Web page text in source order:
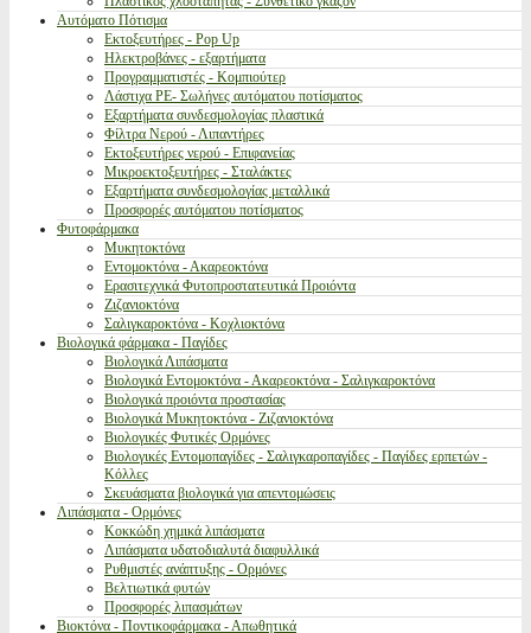
Αυτόματο Πότισμα
Εκτοξευτήρες - Pop Up
Ηλεκτροβάνες - εξαρτήματα
Προγραμματιστές - Κομπιούτερ
Λάστιχα PE- Σωλήνες αυτόματου ποτίσματος
Εξαρτήματα συνδεσμολογίας πλαστικά
Φίλτρα Νερού - Λιπαντήρες
Εκτοξευτήρες νερού - Επιφανείας
Μικροεκτοξευτήρες - Σταλάκτες
Εξαρτήματα συνδεσμολογίας μεταλλικά
Προσφορές αυτόματου ποτίσματος
Φυτοφάρμακα
Μυκητοκτόνα
Εντομοκτόνα - Ακαρεοκτόνα
Ερασιτεχνικά Φυτοπροστατευτικά Προιόντα
Ζιζανιοκτόνα
Σαλιγκαροκτόνα - Κοχλιοκτόνα
Βιολογικά φάρμακα - Παγίδες
Βιολογικά Λιπάσματα
Βιολογικά Εντομοκτόνα - Ακαρεοκτόνα - Σαλιγκαροκτόνα
Βιολογικά προιόντα προστασίας
Βιολογικά Μυκητοκτόνα - Ζιζανιοκτόνα
Βιολογικές Φυτικές Ορμόνες
Βιολογικές Εντομοπαγίδες - Σαλιγκαροπαγίδες - Παγίδες ερπετών -
Κόλλες
Σκευάσματα βιολογικά για απεντομώσεις
Λιπάσματα - Ορμόνες
Κοκκώδη χημικά λιπάσματα
Λιπάσματα υδατοδιαλυτά διαφυλλικά
Ρυθμιστές ανάπτυξης - Ορμόνες
Βελτιωτικά φυτών
Προσφορές λιπασμάτων
Βιοκτόνα - Ποντικοφάρμακα - Απωθητικά